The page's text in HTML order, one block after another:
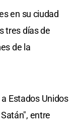
en su ciudad
tres días de
de la
Estados Unidos
entre